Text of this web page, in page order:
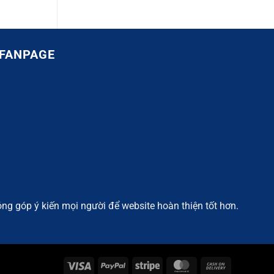
góp ý kiến mọi người để website hoàn thiện tốt hơn.
Visa PayPal Stripe MasterCard